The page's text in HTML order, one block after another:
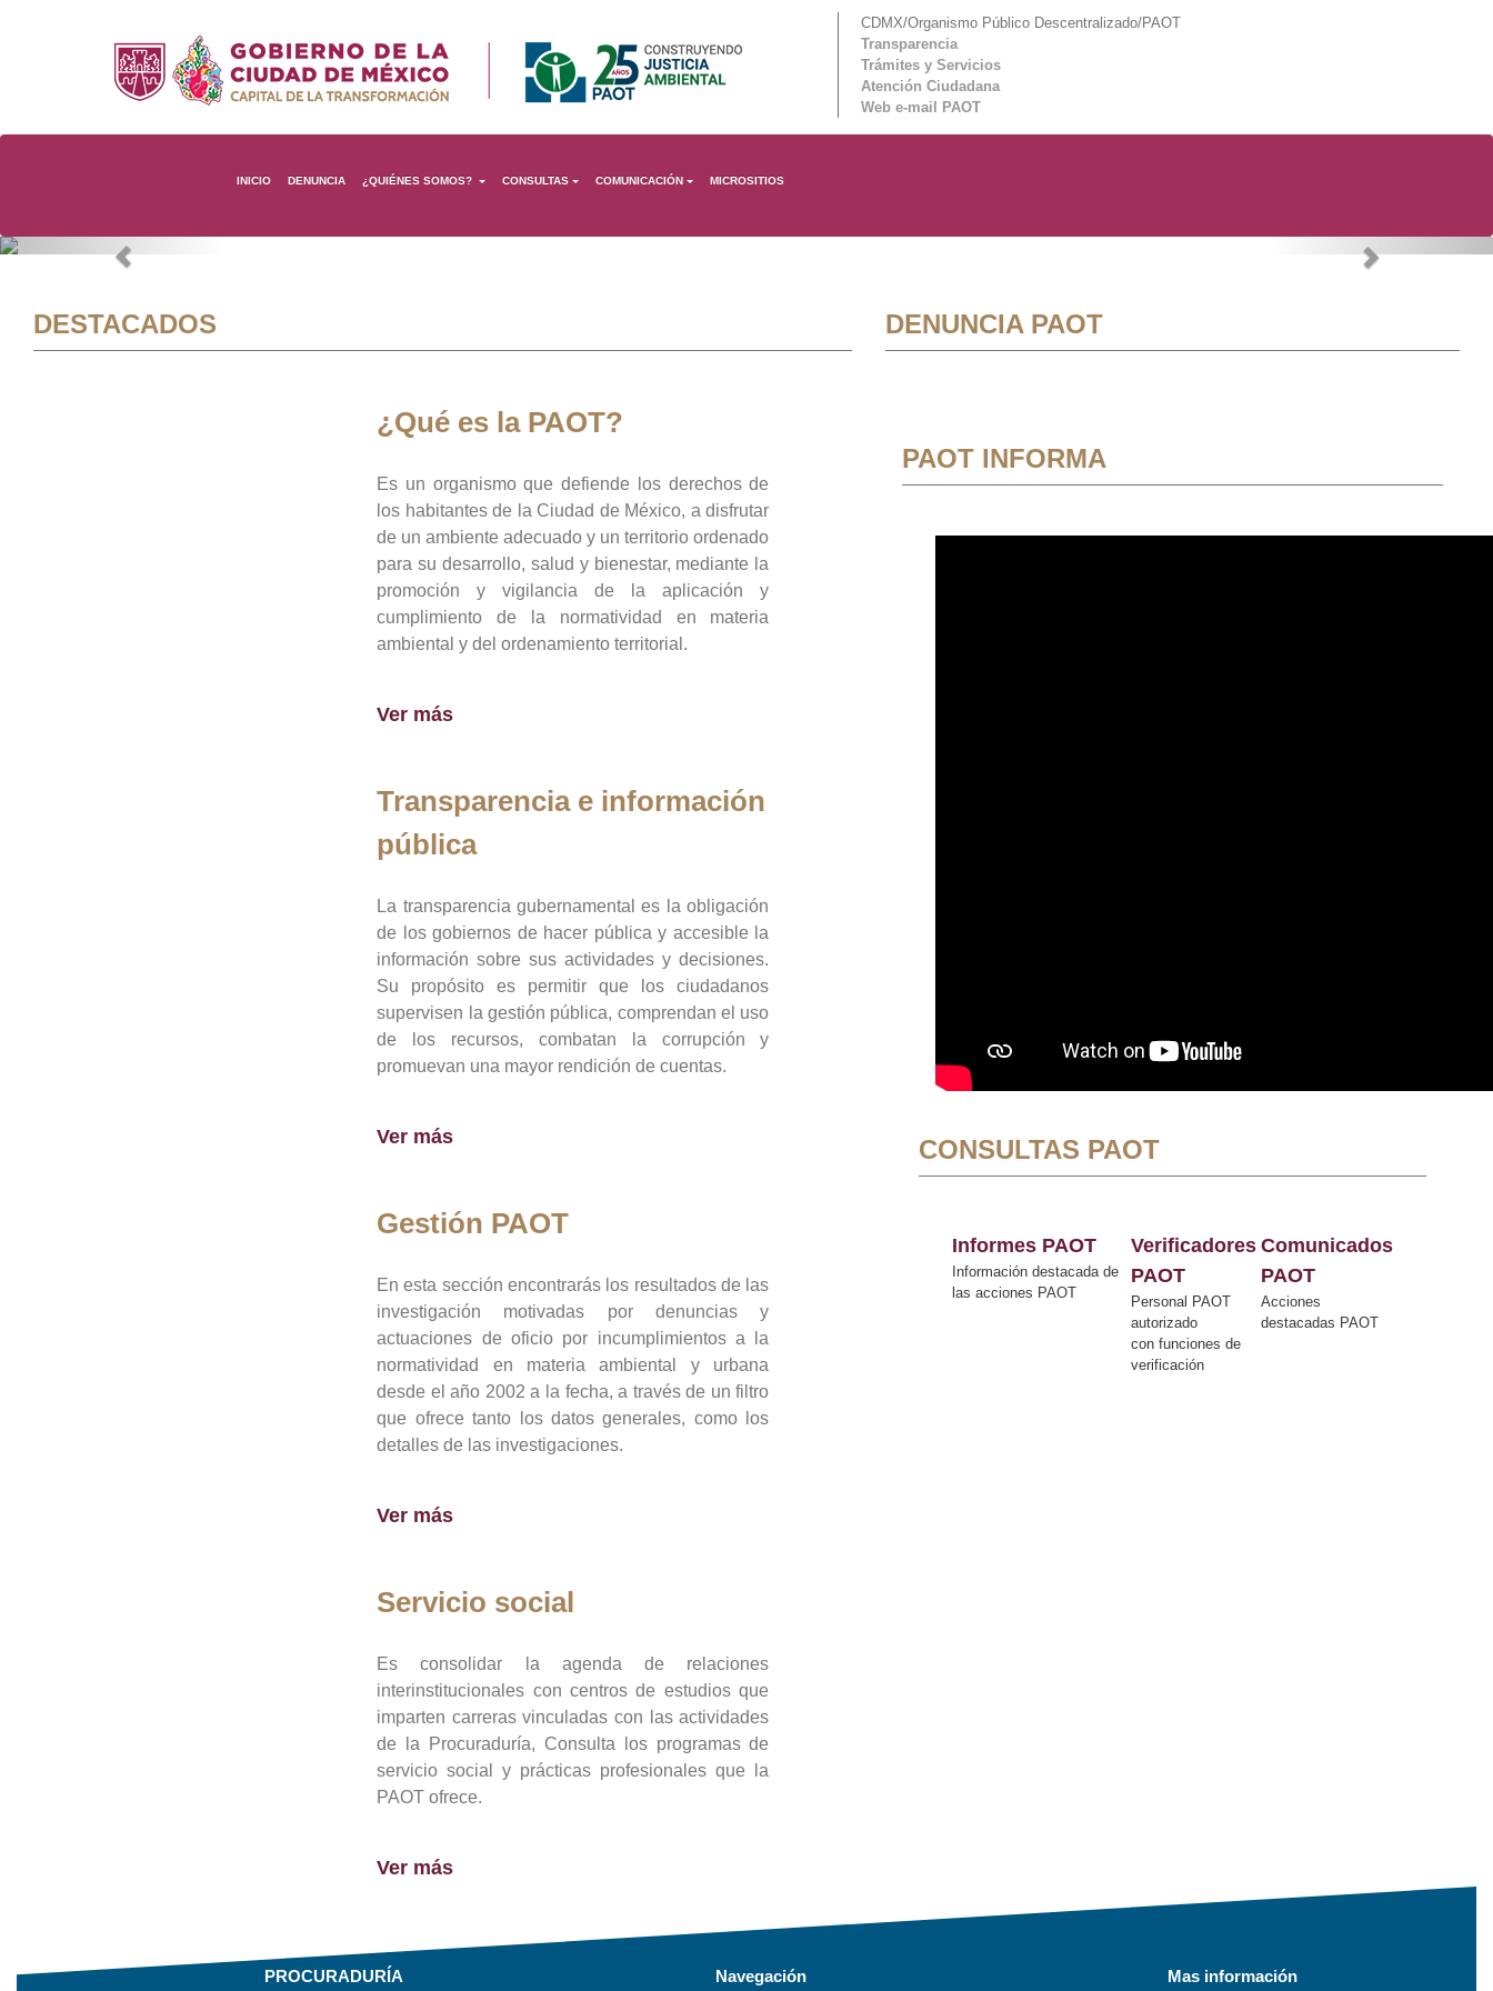
CDMX/Organismo Público Descentralizado/PAOT
Transparencia
Trámites y Servicios
Atención Ciudadana
Web e-mail PAOT
INICIO DENUNCIA ¿QUIÉNES SOMOS? CONSULTAS COMUNICACIÓN MICROSITIOS
Previous Next
DESTACADOS
¿Qué es la PAOT?
Es un organismo que defiende los derechos de
los habitantes de la Ciudad de México, a disfrutar
de un ambiente adecuado y un territorio ordenado
para su desarrollo, salud y bienestar, mediante la
promoción y vigilancia de la aplicación y
cumplimiento de la normatividad en materia
ambiental y del ordenamiento territorial.
Ver más
Transparencia e información
pública
La transparencia gubernamental es la obligación
de los gobiernos de hacer pública y accesible la
información sobre sus actividades y decisiones.
Su propósito es permitir que los ciudadanos
supervisen la gestión pública, comprendan el uso
de los recursos, combatan la corrupción y
promuevan una mayor rendición de cuentas.
Ver más
Gestión PAOT
En esta sección encontrarás los resultados de las
investigación motivadas por denuncias y
actuaciones de oficio por incumplimientos a la
normatividad en materia ambiental y urbana
desde el año 2002 a la fecha, a través de un filtro
que ofrece tanto los datos generales, como los
detalles de las investigaciones.
Ver más
Servicio social
Es consolidar la agenda de relaciones
interinstitucionales con centros de estudios que
imparten carreras vinculadas con las actividades
de la Procuraduría, Consulta los programas de
servicio social y prácticas profesionales que la
PAOT ofrece.
Ver más
DENUNCIA PAOT
PAOT INFORMA
CONSULTAS PAOT
Informes PAOT
Información destacada de
las acciones PAOT
Verificadores
PAOT
Personal PAOT
autorizado
con funciones de
verificación
Comunicados
PAOT
Acciones
destacadas PAOT
PROCURADURÍA Navegación Mas información